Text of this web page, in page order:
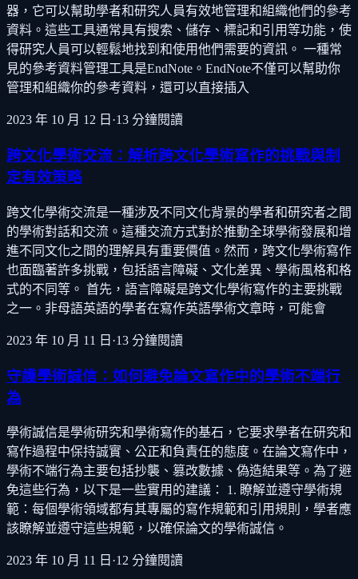
器，它可以幫助學者和研究人員有效地管理和組織他們的參考
資料。這些工具通常具有搜索、儲存、標記和引用等功能，使
得研究人員可以輕鬆地找到和使用他們需要的資訊。 一種常
見的參考資料管理工具是EndNote。EndNote不僅可以幫助你
管理和組織你的參考資料，還可以直接插入
2023 年 10 月 12 日 ·13 分鐘閱讀
跨文化學術交流：解析跨文化學術寫作的挑戰與制
定有效策略
跨文化學術交流是一種涉及不同文化背景的學者和研究者之間
的學術對話和交流。這種交流方式對於推動全球學術發展和增
進不同文化之間的理解具有重要價值。然而，跨文化學術寫作
也面臨著許多挑戰，包括語言障礙、文化差異、學術風格和格
式的不同等。 首先，語言障礙是跨文化學術寫作的主要挑戰
之一。非母語英語的學者在寫作英語學術文章時，可能會
2023 年 10 月 11 日 ·13 分鐘閱讀
守護學術誠信：如何避免論文寫作中的學術不端行
為
學術誠信是學術研究和學術寫作的基石，它要求學者在研究和
寫作過程中保持誠實、公正和負責任的態度。在論文寫作中，
學術不端行為主要包括抄襲、篡改數據、偽造結果等。為了避
免這些行為，以下是一些實用的建議： 1. 瞭解並遵守學術規
範：每個學術領域都有其專屬的寫作規範和引用規則，學者應
該瞭解並遵守這些規範，以確保論文的學術誠信。
2023 年 10 月 11 日 ·12 分鐘閱讀